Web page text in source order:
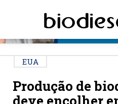
EUA
Produção de